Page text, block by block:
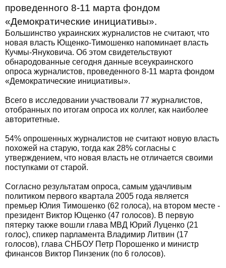
проведенного 8-11 марта фондом
«Демократические инициативы».
Большинство украинских журналистов не считают, что
новая власть Ющенко-Тимошенко напоминает власть
Кучмы-Януковича. Об этом свидетельствуют
обнародованные сегодня данные всеукраинского
опроса журналистов, проведенного 8-11 марта фондом
«Демократические инициативы».
Всего в исследовании участвовали 77 журналистов,
отобранных по итогам опроса их коллег, как наиболее
авторитетные.
54% опрошенных журналистов не считают новую власть
похожей на старую, тогда как 28% согласны с
утверждением, что новая власть не отличается своими
поступками от старой.
Согласно результатам опроса, самым удачливым
политиком первого квартала 2005 года является
премьер Юлия Тимошенко (62 голоса), на втором месте -
президент Виктор Ющенко (47 голосов). В первую
пятерку также вошли глава МВД Юрий Луценко (21
голос), спикер парламента Владимир Литвин (17
голосов), глава СНБОУ Петр Порошенко и министр
финансов Виктор Пинзеник (по 6 голосов).